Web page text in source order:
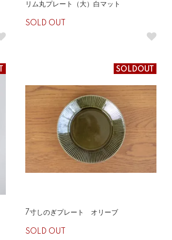
リム丸プレート（大）白マット
SOLD OUT
SOLDOUT
7寸しのぎプレート オリーブ
SOLD OUT